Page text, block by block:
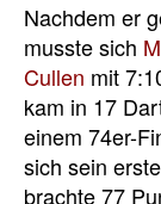
Nachdem er
musste sich
Cullen mit
kam in 17
einem 74er-
sich sein
brachte 77